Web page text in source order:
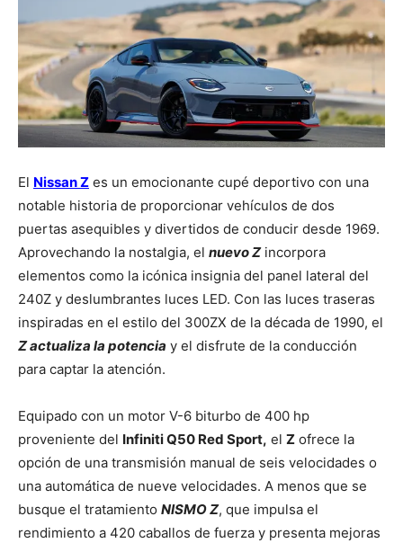
El Nissan Z es un emocionante cupé deportivo con una
notable historia de proporcionar vehículos de dos
puertas asequibles y divertidos de conducir desde 1969.
Aprovechando la nostalgia, el nuevo Z incorpora
elementos como la icónica insignia del panel lateral del
240Z y deslumbrantes luces LED. Con las luces traseras
inspiradas en el estilo del 300ZX de la década de 1990, el
Z actualiza la potencia y el disfrute de la conducción
para captar la atención.
Equipado con un motor V-6 biturbo de 400 hp
proveniente del Infiniti Q50 Red Sport, el Z ofrece la
opción de una transmisión manual de seis velocidades o
una automática de nueve velocidades. A menos que se
busque el tratamiento NISMO Z, que impulsa el
rendimiento a 420 caballos de fuerza y presenta mejoras